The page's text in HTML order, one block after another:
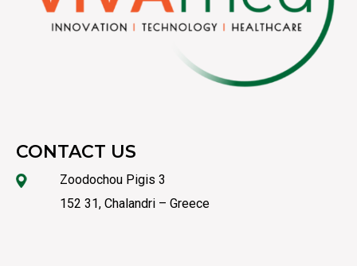
CONTACT US
Zoodochou Pigis 3
152 31, Chalandri – Greece